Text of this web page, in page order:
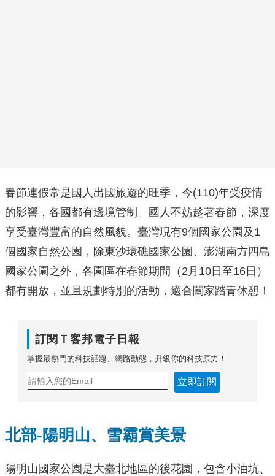
春節連假常是國人出國旅遊的旺季，今(110)年受疫情
的影響，各國都有邊境管制。國人不妨趁著春節，深度
享受臺灣豐富的自然風貌。臺灣現有9個國家公園及1
個國家自然公園，除東沙環礁國家公園、澎湖南方四島
國家公園之外，各園區在春節期間（2月10日至16日）
都有開放，並且規劃特別的活動，適合闔家踏青休憩！
訂閱Ｔ客邦電子日報
掌握最熱門的科技話題、網路動態，升級你的科技原力！
立即訂閱
北部-陽明山、雪霸賞美景
陽明山國家公園是大臺北地區的後花園，包含小油坑、